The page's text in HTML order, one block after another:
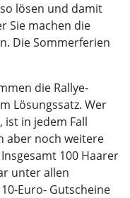
lösen und damit
Sie machen die
Die Sommerferien
die Rallye-
Lösungssatz. Wer
in jedem Fall
aber noch weitere
100 Haarer
unter allen
Euro- Gutscheine